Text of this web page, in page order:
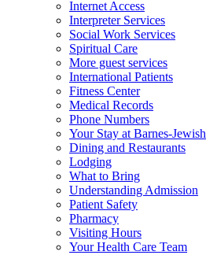
Internet Access
Interpreter Services
Social Work Services
Spiritual Care
More guest services
International Patients
Fitness Center
Medical Records
Phone Numbers
Your Stay at Barnes-Jewish
Dining and Restaurants
Lodging
What to Bring
Understanding Admission
Patient Safety
Pharmacy
Visiting Hours
Your Health Care Team